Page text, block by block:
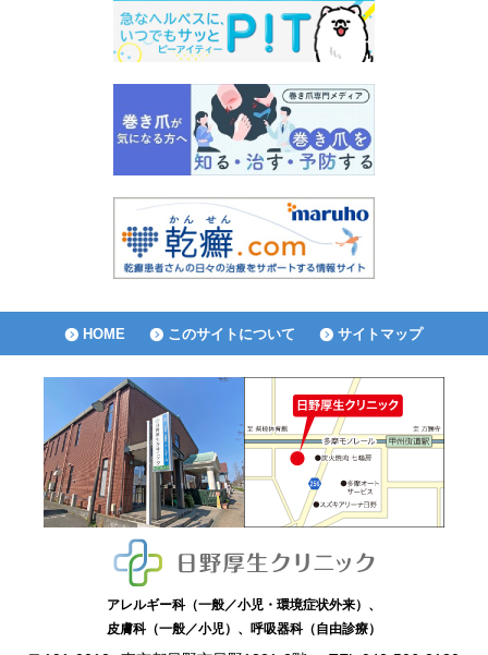
HOME このサイトについて サイトマップ
アレルギー科（一般／小児・環境症状外来）、
皮膚科（一般／小児）、呼吸器科（自由診療）